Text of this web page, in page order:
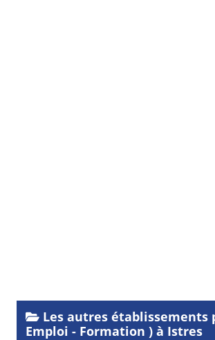
Les autres établissements
Emploi - Formation ) à Istres